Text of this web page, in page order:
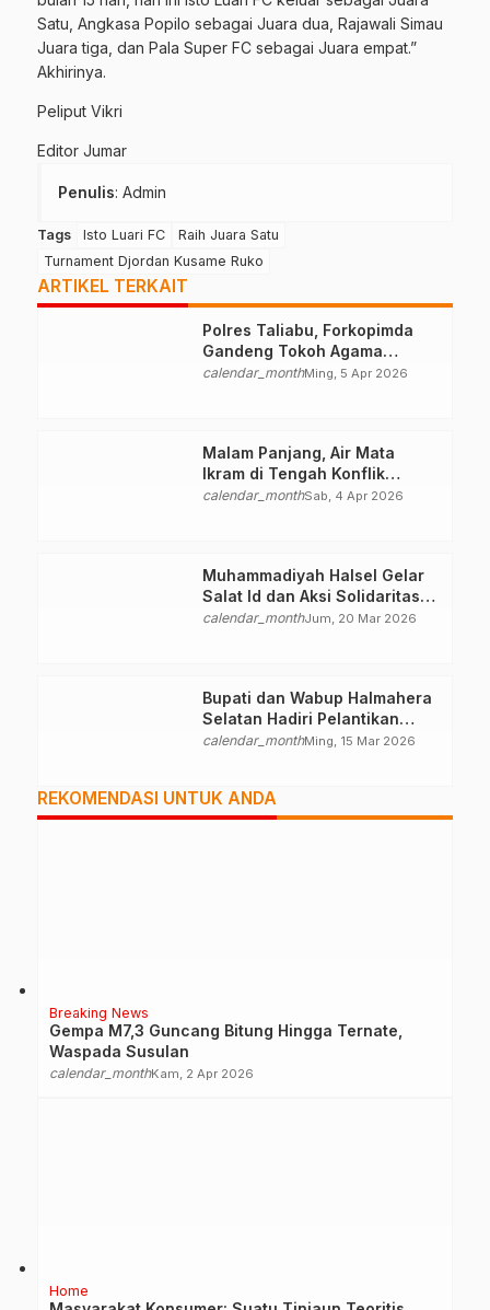
Satu, Angkasa Popilo sebagai Juara dua, Rajawali Simau
Juara tiga, dan Pala Super FC sebagai Juara empat.”
Akhirinya.
Peliput Vikri
Editor Jumar
Penulis: Admin
Tags Isto Luari FC
Raih Juara Satu
Turnament Djordan Kusame Ruko
ARTIKEL TERKAIT
Polres Taliabu, Forkopimda
Gandeng Tokoh Agama
Deklarasikan Damai
calendar_monthMing, 5 Apr 2026
Malam Panjang, Air Mata
Ikram di Tengah Konflik
Halteng
calendar_monthSab, 4 Apr 2026
Muhammadiyah Halsel Gelar
Salat Id dan Aksi Solidaritas
Palestina
calendar_monthJum, 20 Mar 2026
Bupati dan Wabup Halmahera
Selatan Hadiri Pelantikan
Mabiran Pramuka se-Kwarcab
calendar_monthMing, 15 Mar 2026
REKOMENDASI UNTUK ANDA
Breaking News
Gempa M7,3 Guncang Bitung Hingga Ternate,
Waspada Susulan
calendar_monthKam, 2 Apr 2026
Home